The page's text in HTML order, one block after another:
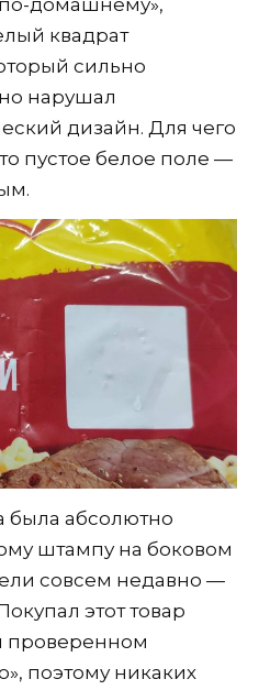
домашнему»,
квадрат
сильно
нарушал
дизайн. Для чего
пустое белое поле —
была абсолютно
штампу на боковом
совсем недавно —
этот товар
проверенном
поэтому никаких